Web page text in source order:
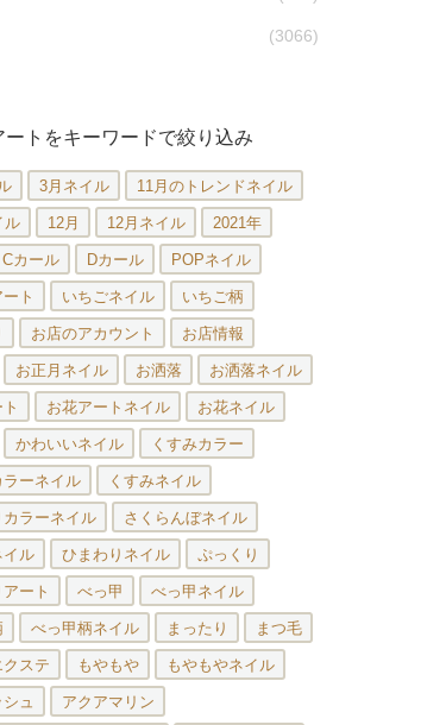
(3066)
ートをキーワードで絞り込み
3月ネイル 11月のトレンドネイル
ル 12月 12月ネイル 2021年
Cカール Dカール POPネイル
ト いちごネイル いちご柄
お店のアカウント お店情報
お正月ネイル お洒落 お洒落ネイル
お花アートネイル お花ネイル
かわいいネイル くすみカラー
ラーネイル くすみネイル
カラーネイル さくらんぼネイル
イル ひまわりネイル ぷっくり
ート べっ甲 べっ甲ネイル
べっ甲柄ネイル まったり まつ毛
クステ もやもや もやもやネイル
ュ アクアマリン